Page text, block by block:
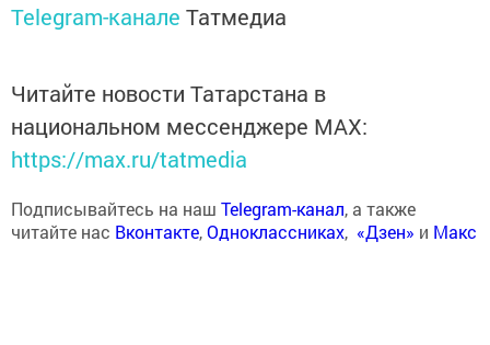
Telegram-канале Татмедиа
Читайте новости Татарстана в
национальном мессенджере MАХ:
https://max.ru/tatmedia
Подписывайтесь на наш Telegram-канал, а также
читайте нас Вконтакте,Одноклассниках, «Дзен» и Макс